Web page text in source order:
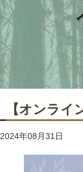
【オンラ
2024年08月31日